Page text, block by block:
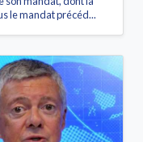
le mandat précéd...